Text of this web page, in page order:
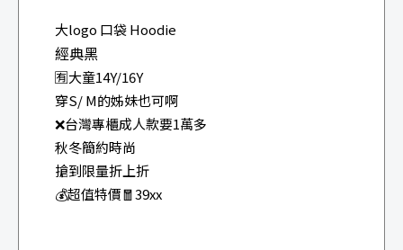
大logo 口袋 Hoodie
經典黑
🈶大童14Y/16Y
穿S/ M的姊妹也可啊
❌台灣專櫃成人款要1萬多
秋冬簡約時尚
搶到限量折上折
💰超值特價🧧39xx